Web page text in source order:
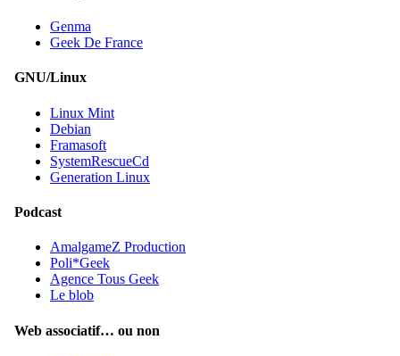
Genma
Geek De France
GNU/Linux
Linux Mint
Debian
Framasoft
SystemRescueCd
Generation Linux
Podcast
AmalgameZ Production
Poli*Geek
Agence Tous Geek
Le blob
Web associatif… ou non